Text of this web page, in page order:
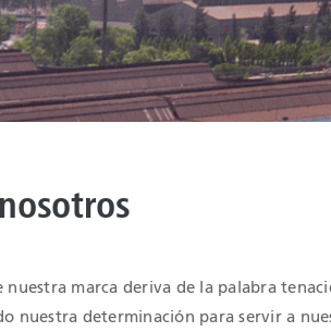
nuestra marca deriva de la palabra
nuestra determinación para servir a